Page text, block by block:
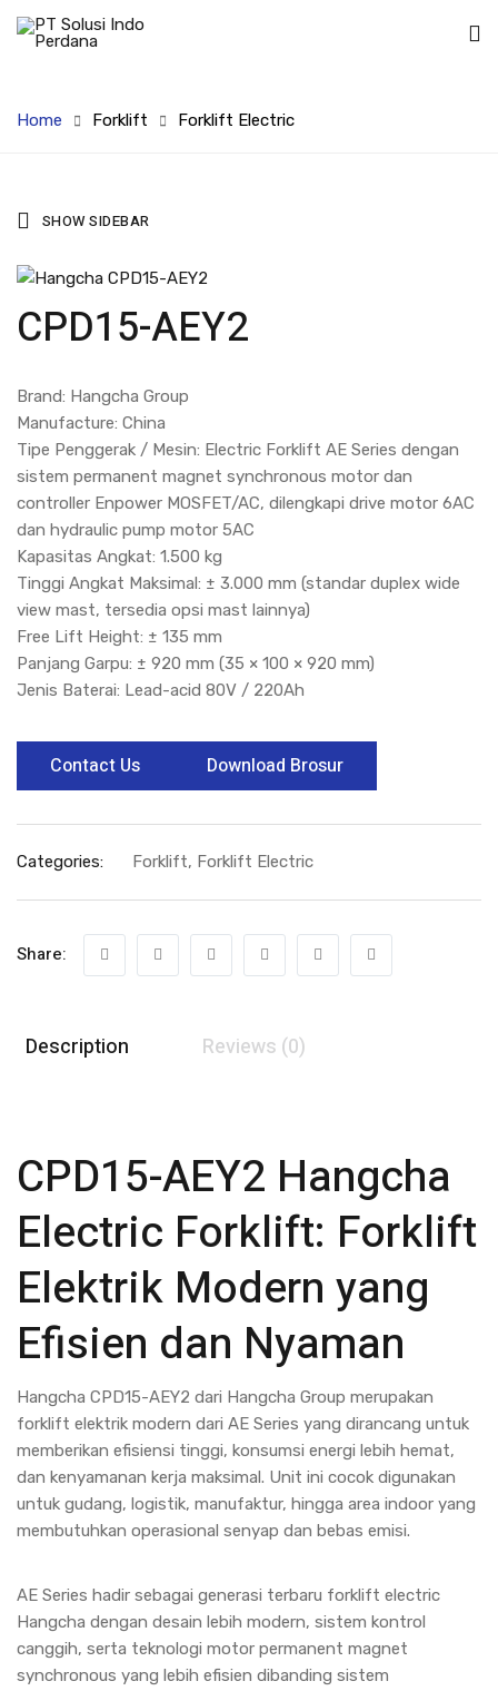
Home Forklift Forklift Electric
SHOW SIDEBAR
CPD15-AEY2
Brand: Hangcha Group
Manufacture: China
Tipe Penggerak / Mesin: Electric Forklift AE Series dengan
sistem permanent magnet synchronous motor dan
controller Enpower MOSFET/AC, dilengkapi drive motor 6AC
dan hydraulic pump motor 5AC
Kapasitas Angkat: 1.500 kg
Tinggi Angkat Maksimal: ± 3.000 mm (standar duplex wide
view mast, tersedia opsi mast lainnya)
Free Lift Height: ± 135 mm
Panjang Garpu: ± 920 mm (35 × 100 × 920 mm)
Jenis Baterai: Lead-acid 80V / 220Ah
Contact Us Download Brosur
Categories: Forklift, Forklift Electric
Share:
Description Reviews (0)
CPD15-AEY2 Hangcha
Electric Forklift: Forklift
Elektrik Modern yang
Efisien dan Nyaman
Hangcha CPD15-AEY2 dari Hangcha Group merupakan
forklift elektrik modern dari AE Series yang dirancang untuk
memberikan efisiensi tinggi, konsumsi energi lebih hemat,
dan kenyamanan kerja maksimal. Unit ini cocok digunakan
untuk gudang, logistik, manufaktur, hingga area indoor yang
membutuhkan operasional senyap dan bebas emisi.
AE Series hadir sebagai generasi terbaru forklift electric
Hangcha dengan desain lebih modern, sistem kontrol
canggih, serta teknologi motor permanent magnet
synchronous yang lebih efisien dibanding sistem